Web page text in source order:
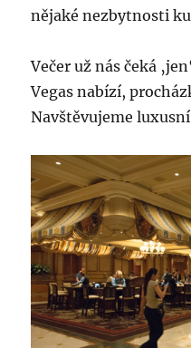
nějaké nezbytnosti
Večer už nás čeká
Vegas nabízí,
Navštěvujeme